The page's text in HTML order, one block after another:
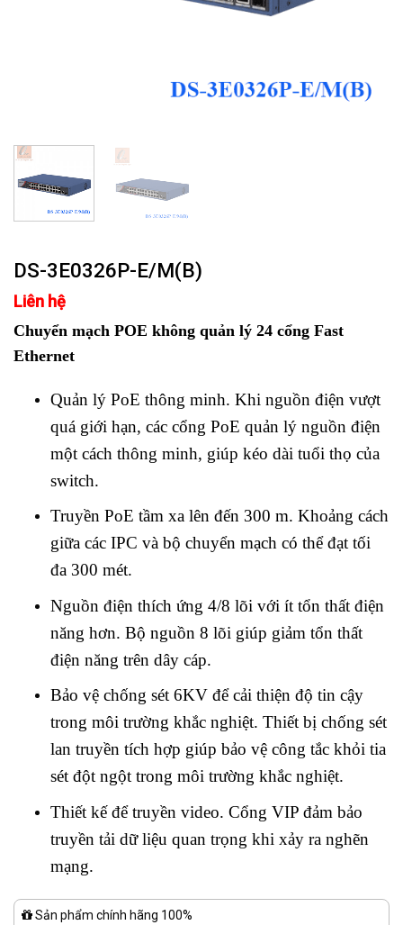
DS-3E0326P-E/M(B)
Liên hệ
Chuyển mạch POE không quản lý 24 cổng Fast
Ethernet
Quản lý PoE thông minh. Khi nguồn điện vượt
quá giới hạn, các cổng PoE quản lý nguồn điện
một cách thông minh, giúp kéo dài tuổi thọ của
switch.
Truyền PoE tầm xa lên đến 300 m. Khoảng cách
giữa các IPC và bộ chuyển mạch có thể đạt tối
đa 300 mét.
Nguồn điện thích ứng 4/8 lõi với ít tổn thất điện
năng hơn. Bộ nguồn 8 lõi giúp giảm tổn thất
điện năng trên dây cáp.
Bảo vệ chống sét 6KV để cải thiện độ tin cậy
trong môi trường khắc nghiệt. Thiết bị chống sét
lan truyền tích hợp giúp bảo vệ công tắc khỏi tia
sét đột ngột trong môi trường khắc nghiệt.
Thiết kế để truyền video. Cổng VIP đảm bảo
truyền tải dữ liệu quan trọng khi xảy ra nghẽn
mạng.
Sản phẩm chính hãng 100%